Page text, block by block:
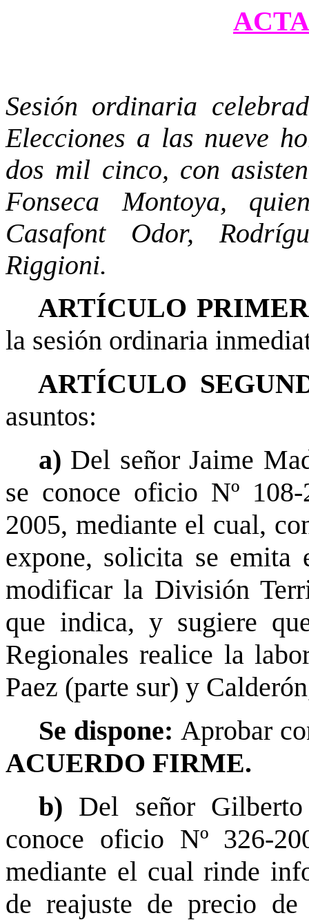
ACTA
Sesión ordinaria
Elecciones a las nueve
dos mil cinco, con
Fonseca Montoya,
Casafont Odor,
Riggioni.
ARTÍCULO
la sesión ordinaria
ARTÍCULO
asuntos:
a) Del señor Jaime
se conoce oficio Nº
2005, mediante el cual,
expone, solicita se emita
modificar la División
que indica, y sugiere
Regionales realice la
Paez (parte sur) y
Se dispone: Aprobar
ACUERDO FIRME.
b) Del señor
conoce oficio Nº 326-
mediante el cual rinde
de reajuste de precio